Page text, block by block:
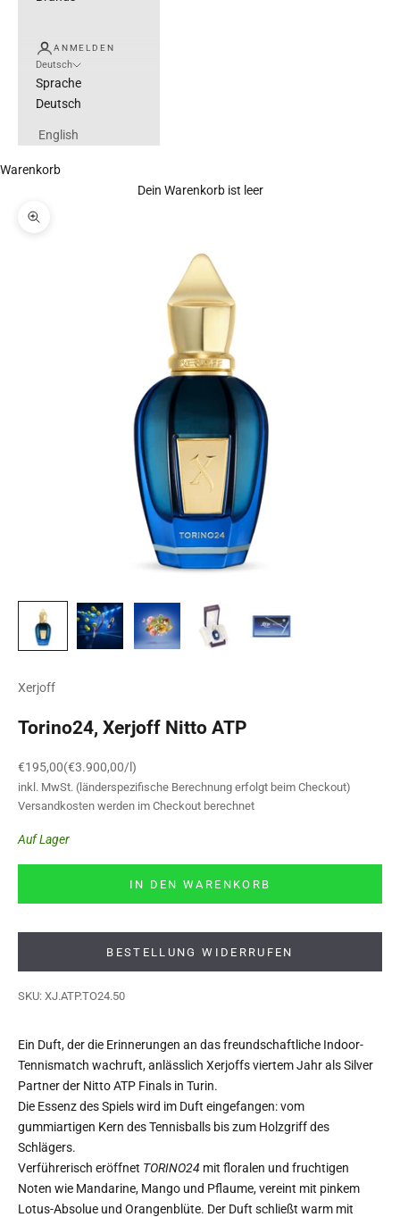
ANMELDEN
Deutsch
Sprache
Deutsch
English
Warenkorb
Dein Warenkorb ist leer
Bild vergrößern
Xerjoff
Torino24, Xerjoff Nitto ATP
Angebot
€195,00(€3.900,00/l)
inkl. MwSt. (länderspezifische Berechnung erfolgt beim Checkout)
Versandkosten werden im Checkout berechnet
Auf Lager
IN DEN WARENKORB
BESTELLUNG WIDERRUFEN
SKU: XJ.ATP.TO24.50
Ein Duft, der die Erinnerungen an das freundschaftliche Indoor-
Tennismatch wachruft, anlässlich Xerjoffs viertem Jahr als Silver
Partner der Nitto ATP Finals in Turin.
Die Essenz des Spiels wird im Duft eingefangen: vom
gummiartigen Kern des Tennisballs bis zum Holzgriff des
Schlägers.
Verführerisch eröffnet TORINO24 mit floralen und fruchtigen
Noten wie Mandarine, Mango und Pflaume, vereint mit pinkem
Lotus-Absolue und Orangenblüte. Der Duft schließt warm mit